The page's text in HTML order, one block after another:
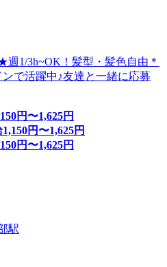
1/3h~OK！髪型・髪色自由＊
で活躍中♪友達と一緒に応募
円〜1,625円
1,150円〜1,625円
円〜1,625円
駅